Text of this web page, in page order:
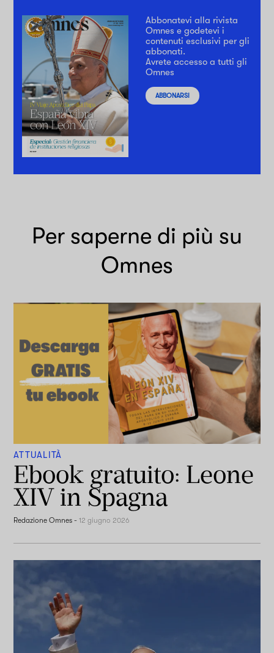
Abbonatevi alla rivista
Omnes e godetevi i
contenuti esclusivi per gli
abbonati.
Avrete accesso a tutti gli
Omnes
ABBONARSI
Per saperne di più su
Omnes
ATTUALITÀ
Ebook gratuito: Leone
XIV in Spagna
Redazione Omnes -12 giugno 2026